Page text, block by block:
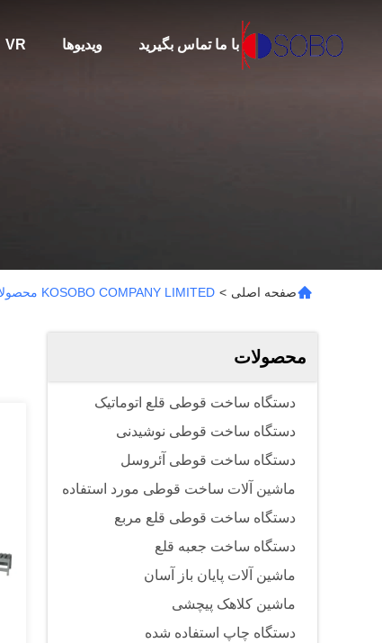
VR ویدیوها با ما تماس بگیرید
صفحه اصلی > KOSOBO COMPANY LIMITED محصولات
محصولات
دستگاه ساخت قوطی قلع اتوماتیک
دستگاه ساخت قوطی نوشیدنی
دستگاه ساخت قوطی آئروسل
ماشین آلات ساخت قوطی مورد استفاده
دستگاه ساخت قوطی قلع مربع
دستگاه ساخت جعبه قلع
ماشین آلات پایان باز آسان
ماشین کلاهک پیچشی
دستگاه چاپ استفاده شده